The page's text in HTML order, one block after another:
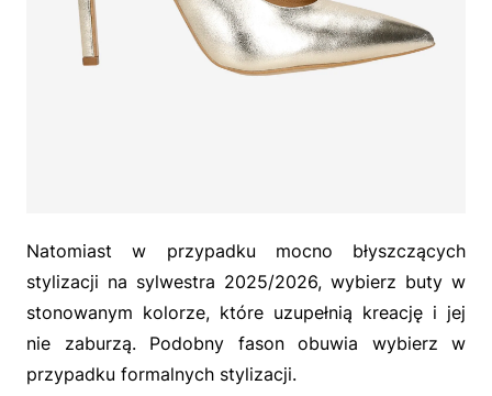
Natomiast w przypadku mocno błyszczących
stylizacji na sylwestra 2025/2026, wybierz buty w
stonowanym kolorze, które uzupełnią kreację i jej
nie zaburzą. Podobny fason obuwia wybierz w
przypadku formalnych stylizacji.